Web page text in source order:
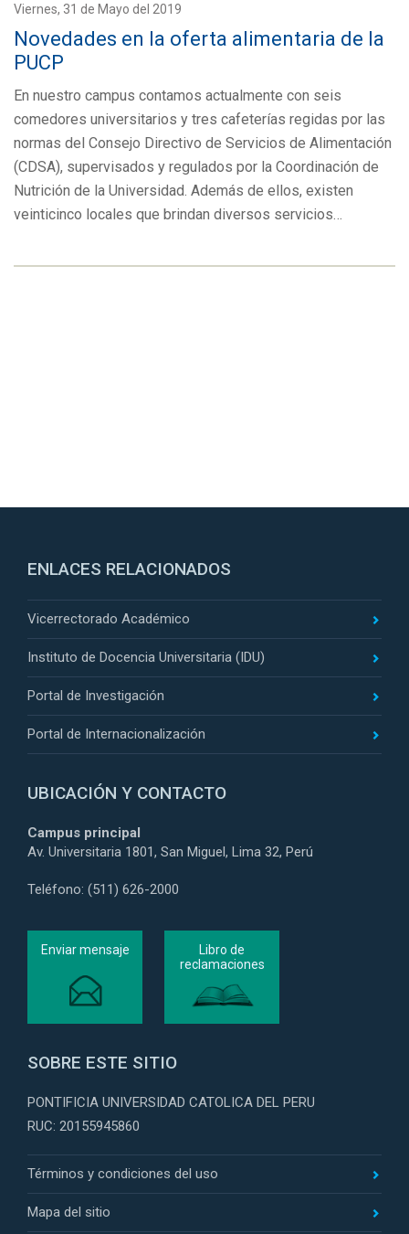
Viernes, 31 de Mayo del 2019
Novedades en la oferta alimentaria de la
PUCP
En nuestro campus contamos actualmente con seis
comedores universitarios y tres cafeterías regidas por las
normas del Consejo Directivo de Servicios de Alimentación
(CDSA), supervisados y regulados por la Coordinación de
Nutrición de la Universidad. Además de ellos, existen
veinticinco locales que brindan diversos servicios…
ENLACES RELACIONADOS
Vicerrectorado Académico
Instituto de Docencia Universitaria (IDU)
Portal de Investigación
Portal de Internacionalización
UBICACIÓN Y CONTACTO
Campus principal
Av. Universitaria 1801, San Miguel, Lima 32, Perú
Teléfono: (511) 626-2000
Enviar mensaje
Libro de
reclamaciones
SOBRE ESTE SITIO
PONTIFICIA UNIVERSIDAD CATOLICA DEL PERU
RUC: 20155945860
Términos y condiciones del uso
Mapa del sitio